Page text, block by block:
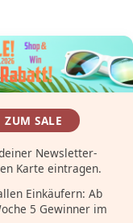
ZUM SALE
Newsletter-
Karte eintragen.
Einkäufern: Ab
5 Gewinner im